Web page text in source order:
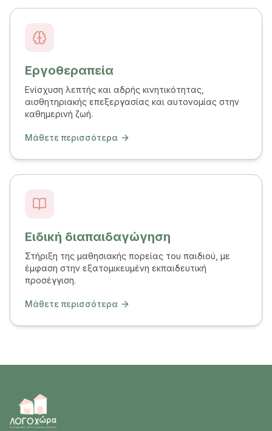
Εργοθεραπεία
Ενίσχυση λεπτής και αδρής κινητικότητας,
αισθητηριακής επεξεργασίας και αυτονομίας στην
καθημερινή ζωή.
Μάθετε περισσότερα
Ειδική διαπαιδαγώγηση
Στήριξη της μαθησιακής πορείας του παιδιού, με
έμφαση στην εξατομικευμένη εκπαιδευτική
προσέγγιση.
Μάθετε περισσότερα